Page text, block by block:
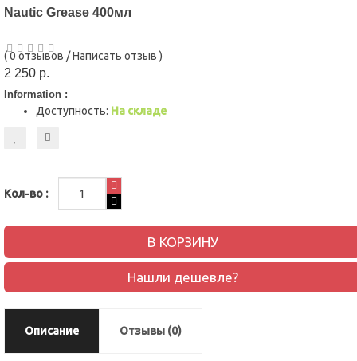
Nautic Grease 400мл
(0 отзывов /Написать отзыв )
2 250 р.
Information :
Доступность: На складе
Кол-во :
В КОРЗИНУ
Нашли дешевле?
Описание Отзывы (0)